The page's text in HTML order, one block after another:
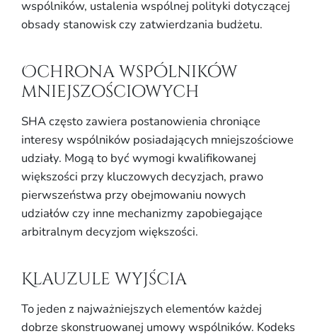
wspólników, ustalenia wspólnej polityki dotyczącej
obsady stanowisk czy zatwierdzania budżetu.
Ochrona wspólników
mniejszościowych
SHA często zawiera postanowienia chroniące
interesy wspólników posiadających mniejszościowe
udziały. Mogą to być wymogi kwalifikowanej
większości przy kluczowych decyzjach, prawo
pierwszeństwa przy obejmowaniu nowych
udziałów czy inne mechanizmy zapobiegające
arbitralnym decyzjom większości.
Klauzule wyjścia
To jeden z najważniejszych elementów każdej
dobrze skonstruowanej umowy wspólników. Kodeks